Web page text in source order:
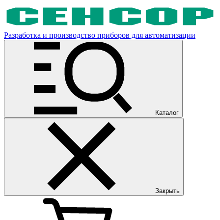
Разработка и производство приборов для автоматизации
Каталог
Закрыть